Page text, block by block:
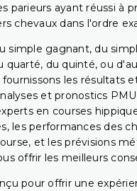
parieurs ayant réussi à
chevaux dans l'ordre
simple gagnant, du
quarté, du quinté, ou
les résultats
et pronostics
en courses
les performances des
et les prévisions
offrir les meilleurs
pour offrir une